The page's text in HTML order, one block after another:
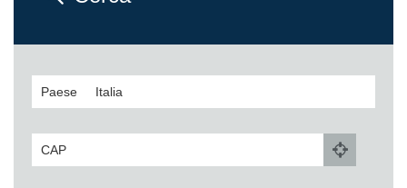
Paese
CAP